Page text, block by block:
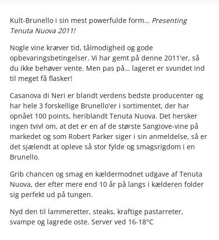
Kult-Brunello i sin mest powerfulde form… Presenting
Tenuta Nuova 2011!
Nogle vine kræver tid, tålmodighed og gode
opbevaringsbetingelser. Vi har gemt på denne 2011'er, så
du ikke behøver vente. Men pas på… lageret er svundet ind
til meget få flasker!
Casanova di Neri er blandt verdens bedste producenter og
har hele 3 forskellige Brunello'er i sortimentet, der har
opnået 100 points, heriblandt Tenuta Nuova. Det hersker
ingen tvivl om, at det er en af de største Sangiove-vine på
markedet og som Robert Parker siger i sin anmeldelse, så er
det sjælendt at opleve så stor fylde og smagsrigdom i en
Brunello.
Grib chancen og smag en kældermodnet udgave af Tenuta
Nuova, der efter mere end 10 år på langs i kælderen folder
sig perfekt ud på tungen.
Nyd den til lammeretter, steaks, kraftige pastarreter,
svampe og lagrede oste. Server ved 16-18°C